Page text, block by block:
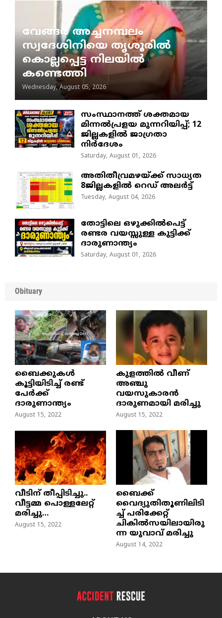
വേങ്ങര അച്ചനമ്പലം
സ്വദേശിനിയെ തൃശൂരിൽ
കൊല്ലപ്പെട്ട നിലയിൽ
കണ്ടെത്തി
Wednesday, August 05, 2026
സംസ്ഥാനത്ത് ശക്തമായ
മിന്നൽപ്രളയ മുന്നറിയിപ്പ്; 12
ജില്ലകളിൽ ജാഗ്രതാ
നിർദേശം
Saturday, August 01, 2026
അതിതീവ്രമഴയ്ക്ക് സാധ്യത
8ജില്ലകളിൽ റെഡ് അലർട്ട്
Tuesday, August 04, 2026
തോട്ടിലെ ഒഴുക്കിൽപെട്ട്
രണ്ടര വയസ്സുള്ള കുട്ടിക്ക്
ദാരുണാന്ത്യം
Saturday, August 01, 2026
Obituary
ബൈക്കുകൾ
കൂട്ടിയിടിച്ച് രണ്ട്
പേർക്ക്
ദാരുണാന്ത്യം
August 15, 2022
കുളത്തില്‍ വീണ്
അഞ്ചു
വയസുകാരന്‍
ദാരുണമായി മരിച്ചു
August 15, 2022
വീടിന് തീപ്പിടിച്ചു..
വീട്ടമ്മ പൊള്ളലേറ്റ്
മരിച്ചു…
August 15, 2022
ബൈക്ക്
വൈദ്യുതിതൂണിലിടി
ച്ച്‌ പരിക്കേറ്റ്
ചികില്‍സയിലായിരു
ന്ന യുവാവ് മരിച്ചു
August 14, 2022